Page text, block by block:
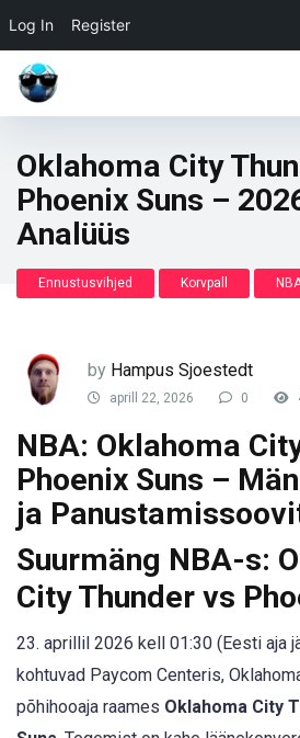
Log In Register
Oklahoma City
Phoenix Suns –
Analüüs
Ennustusvihjed Korvpall
by Hampus Sjoestedt
aprill 22, 2026 0
NBA: Oklahoma
Phoenix Suns –
ja
Suurmäng NBA-s:
City Thunder vs
23. aprillil 2026 kell 01:30 (Eesti aja
kohtuvad Paycom Centeris,
põhihooaja raames Oklahoma City